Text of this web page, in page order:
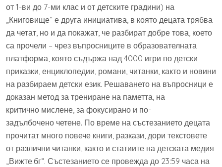
от 1-ви до 7-ми клас и от детските градини) на
„Книговище“ е друга инициатива, в която децата трябва
да четат, но и да покажат, че разбират добре това, което
са прочели – чрез въпросниците в образователната
платформа, която съдържа над 4000 игри по детски
приказки, енциклопедии, романи, читанки, както и новини
на разбираем детски език. Решаването на въпросници е
доказан метод за трениране на паметта, на
критично мислене, за фокусирано и по-
задълбочено четене. По време на състезанието децата
прочитат много повече книги, разкази, дори текстовете
от различни читанки, както и статиите на детската медия
„Вижте.бг“. Състезанието се провежда до 23:59 часа на